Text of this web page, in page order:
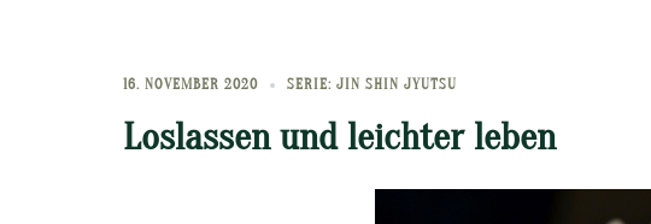
16. NOVEMBER 2020 SERIE: JIN SHIN JYUTSU
Loslassen und leichter leben